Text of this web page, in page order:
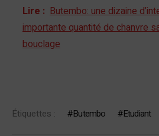
Lire : Butembo: une dizaine
importante quantité de chanvre
bouclage
Étiquettes : Butembo Etudiant